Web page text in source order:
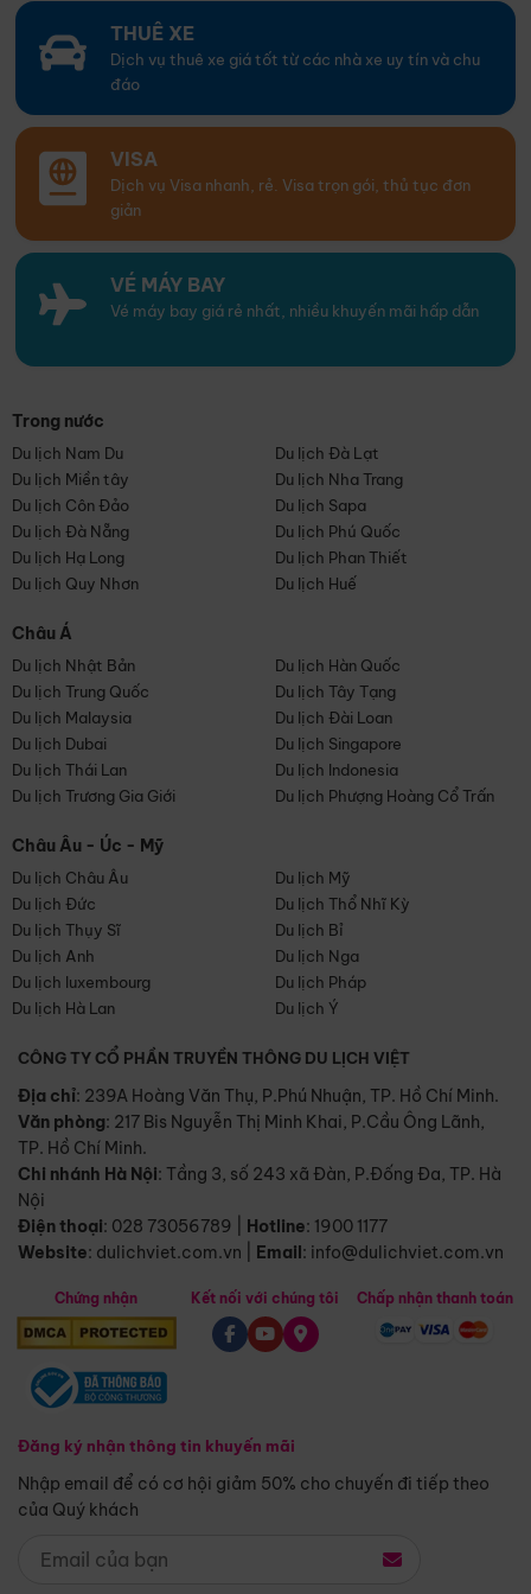
THUÊ XE
Dịch vụ thuê xe giá tốt từ các nhà xe uy tín và chu
đáo
VISA
Dịch vụ Visa nhanh, rẻ. Visa trọn gói, thủ tục đơn
giản
VÉ MÁY BAY
Vé máy bay giá rẻ nhất, nhiều khuyến mãi hấp dẫn
Trong nước
Du lịch Nam Du
Du lịch Đà Lạt
Du lịch Miền tây
Du lịch Nha Trang
Du lịch Côn Đảo
Du lịch Sapa
Du lịch Đà Nẵng
Du lịch Phú Quốc
Du lịch Hạ Long
Du lịch Phan Thiết
Du lịch Quy Nhơn
Du lịch Huế
Châu Á
Du lịch Nhật Bản
Du lịch Hàn Quốc
Du lịch Trung Quốc
Du lịch Tây Tạng
Du lịch Malaysia
Du lịch Đài Loan
Du lịch Dubai
Du lịch Singapore
Du lịch Thái Lan
Du lịch Indonesia
Du lịch Trương Gia Giới
Du lịch Phượng Hoàng Cổ Trấn
Châu Âu - Úc - Mỹ
Du lịch Châu Âu
Du lịch Mỹ
Du lịch Đức
Du lịch Thổ Nhĩ Kỳ
Du lịch Thụy Sĩ
Du lịch Bỉ
Du lịch Anh
Du lịch Nga
Du lịch luxembourg
Du lịch Pháp
Du lịch Hà Lan
Du lịch Ý
CÔNG TY CỔ PHẦN TRUYỀN THÔNG DU LỊCH VIỆT
Địa chỉ: 239A Hoàng Văn Thụ, P.Phú Nhuận, TP. Hồ Chí Minh.
Văn phòng: 217 Bis Nguyễn Thị Minh Khai, P.Cầu Ông Lãnh,
TP. Hồ Chí Minh.
Chi nhánh Hà Nội: Tầng 3, số 243 xã Đàn, P.Đống Đa, TP. Hà
Nội
Điện thoại: 028 73056789 Hotline: 1900 1177
Website: dulichviet.com.vn Email: info@dulichviet.com.vn
Chứng nhận
Đăng ký nhận thông tin khuyến mãi
Nhập email để có cơ hội giảm 50% cho chuyến đi tiếp theo
của Quý khách
Kết nối với chúng tôi Chấp nhận thanh toán